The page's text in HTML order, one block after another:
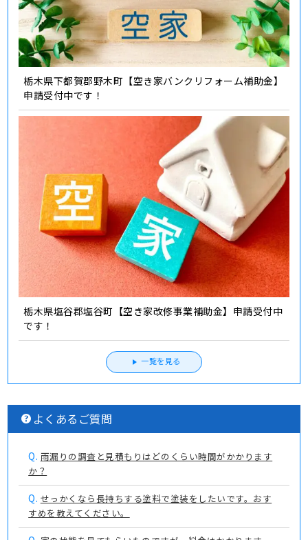
栃木県下都賀郡野木町【空き家バンクリフォーム補助金】
申請受付中です！
栃木県塩谷郡塩谷町【空き家改修事業補助金】申請受付中
です！
一覧を見る
よくあるご質問
Q. 雨漏りの調査と見積もりはどのくらい時間がかかります
か？
Q. せっかくなら長持ちする塗料で塗装をしたいです。おす
すめを教えてください。